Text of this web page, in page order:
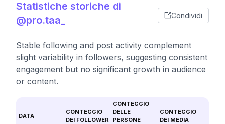
Statistiche storiche di
@pro.taa_
Condividi
Stable following and post activity complement
slight variability in followers, suggesting consistent
engagement but no significant growth in audience
or content.
DATA
CONTEGGIO
DEI FOLLOWER
CONTEGGIO
DELLE
PERSONE
CONTEGGIO
DEI MEDIA